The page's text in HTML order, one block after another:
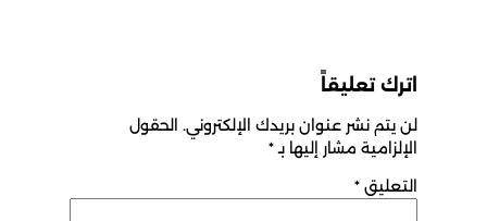
عنوان بريدك الإلكتروني. الحقول
مشار إليها بـ*